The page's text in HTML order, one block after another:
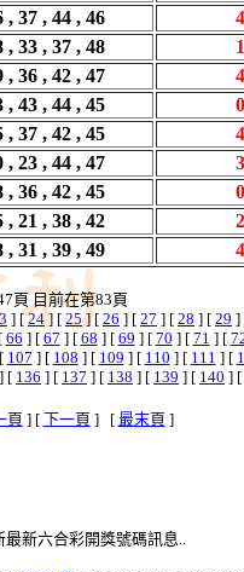
, 37 , 44 , 46
, 33 , 37 , 48
, 36 , 42 , 47
, 43 , 44 , 45
, 37 , 42 , 45
, 23 , 44 , 47
, 36 , 42 , 45
, 21 , 38 , 42
, 31 , 39 , 49
頁 目前在第83頁
] [24 ] [ 25] [ 26 ] [ 27 ] [ 28 ] [ 29 ]
66 ] [ 67 ] [ 68 ] [ 69 ] [ 70 ] [ 71 ] [
107 ] [ 108 ] [ 109 ] [ 110 ] [ 111 ] [
] [ 136 ] [ 137 ] [ 138 ] [ 139 ] [ 140 ] [
頁 ] [ 下一頁 ] [ 最末頁 ]
新六合彩開獎號碼訊息..